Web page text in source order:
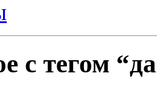
с тегом